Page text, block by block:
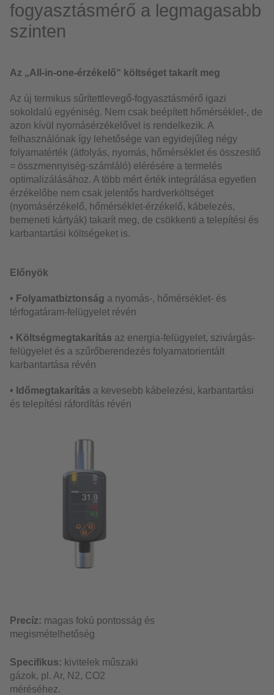
fogyasztásmérő a legmagasabb
szinten
Az „All-in-one-érzékelő“ költséget takarít meg
Az új termikus sűrítettlevegő-fogyasztásmérő igazi
sokoldalú egyéniség. Nem csak beépített hőmérséklet-, de
azon kívül nyomásérzékelővel is rendelkezik. A
felhasználónak így lehetősége van egyidejűleg négy
folyamatérték (átfolyás, nyomás, hőmérséklet és összesítő
= összmennyiség-számláló) elérésére a termelés
optimalizálásához. A több mért érték integrálása egyetlen
érzékelőbe nem csak jelentős hardverköltséget
(nyomásérzékelő, hőmérséklet-érzékelő, kábelezés,
bemeneti kártyák) takarít meg, de csökkenti a telepítési és
karbantartási költségeket is.
Előnyök
• Folyamatbiztonság a nyomás-, hőmérséklet- és
térfogatáram-felügyelet révén
• Költségmegtakarítás az energia-felügyelet, szivárgás-
felügyelet és a szűrőberendezés folyamatorientált
karbantartása révén
• Időmegtakarítás a kevesebb kábelezési, karbantartási
és telepítési ráfordítás révén
Precíz: magas fokú pontosság és
megismételhetőség
Specifikus: kivitelek műszaki
gázok, pl. Ar, N2, CO2
méréséhez.